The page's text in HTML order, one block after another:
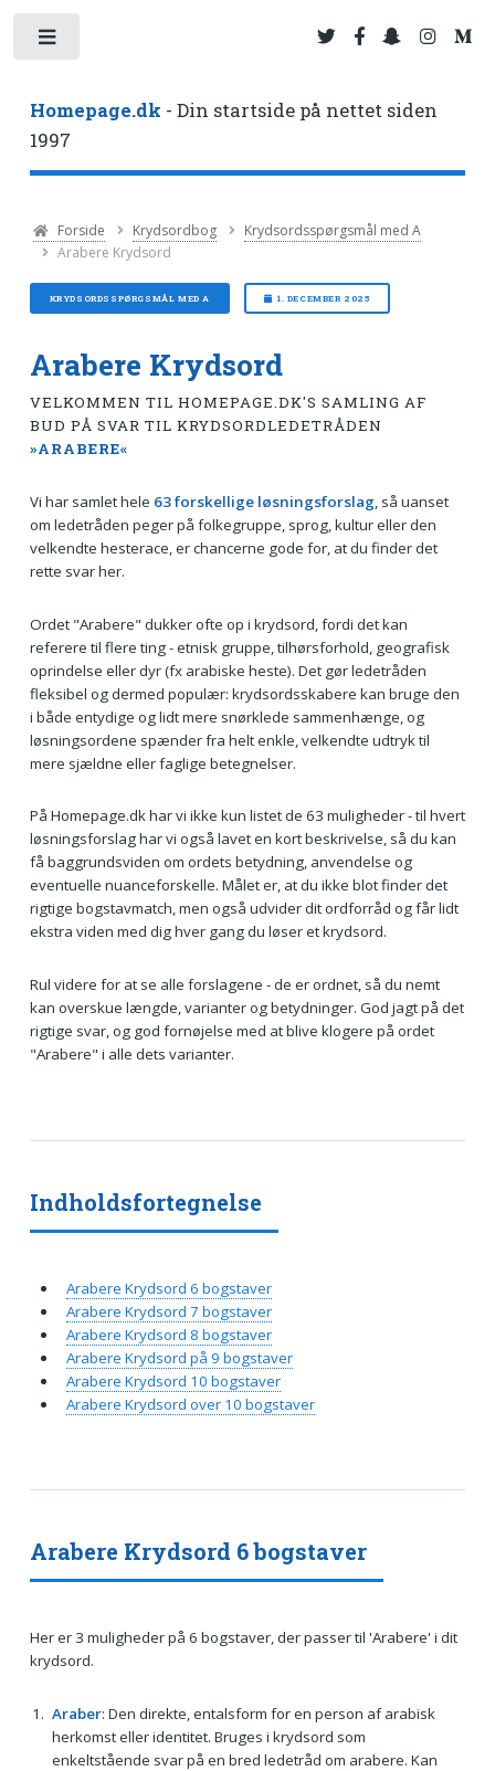
Homepage.dk - Din startside på nettet siden
1997
Forside Krydsordbog
Krydsordsspørgsmål med A
Arabere Krydsord
KRYDSORDSSPØRGSMÅL MED A 1. DECEMBER 2025
Arabere Krydsord
VELKOMMEN TIL HOMEPAGE.DK'S SAMLING AF
BUD PÅ SVAR TIL KRYDSORDLEDETRÅDEN
»ARABERE«
Vi har samlet hele 63 forskellige løsningsforslag, så uanset
om ledetråden peger på folkegruppe, sprog, kultur eller den
velkendte hesterace, er chancerne gode for, at du finder det
rette svar her.
Ordet "Arabere" dukker ofte op i krydsord, fordi det kan
referere til flere ting - etnisk gruppe, tilhørsforhold, geografisk
oprindelse eller dyr (fx arabiske heste). Det gør ledetråden
fleksibel og dermed populær: krydsordsskabere kan bruge den
i både entydige og lidt mere snørklede sammenhænge, og
løsningsordene spænder fra helt enkle, velkendte udtryk til
mere sjældne eller faglige betegnelser.
På Homepage.dk har vi ikke kun listet de 63 muligheder - til hvert
løsningsforslag har vi også lavet en kort beskrivelse, så du kan
få baggrundsviden om ordets betydning, anvendelse og
eventuelle nuanceforskelle. Målet er, at du ikke blot finder det
rigtige bogstavmatch, men også udvider dit ordforråd og får lidt
ekstra viden med dig hver gang du løser et krydsord.
Rul videre for at se alle forslagene - de er ordnet, så du nemt
kan overskue længde, varianter og betydninger. God jagt på det
rigtige svar, og god fornøjelse med at blive klogere på ordet
"Arabere" i alle dets varianter.
Arabere Krydsord 6 bogstaver
Her er 3 muligheder på 6 bogstaver, der passer til 'Arabere' i dit
krydsord.
Araber: Den direkte, entalsform for en person af arabisk
herkomst eller identitet. Bruges i krydsord som
enkeltstående svar på en bred ledetråd om arabere. Kan
Indholdsfortegnelse
Arabere Krydsord 6 bogstaver
Arabere Krydsord 7 bogstaver
Arabere Krydsord 8 bogstaver
Arabere Krydsord på 9 bogstaver
Arabere Krydsord 10 bogstaver
Arabere Krydsord over 10 bogstaver